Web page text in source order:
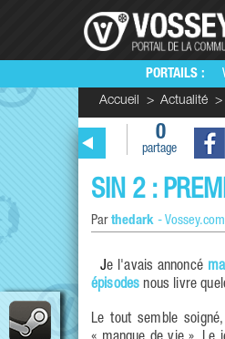
PORTAILS :
Accueil Actualité
0
partage
SIN 2 :
Par thedark - Vossey.com
Je l'avais annoncé
épisodes nous livre
Le tout semble